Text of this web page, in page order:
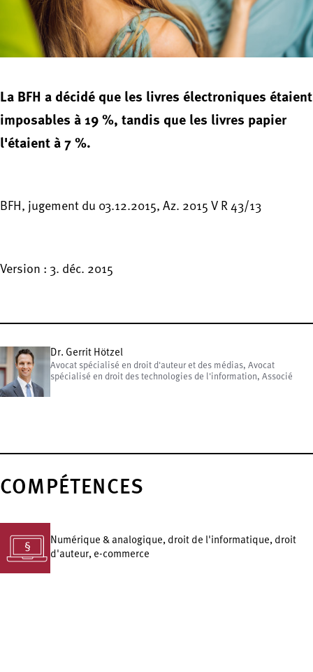
La BFH a décidé que les livres électroniques étaient
imposables à 19 %, tandis que les livres papier
l'étaient à 7 %.
BFH, jugement du 03.12.2015, Az. 2015 V R 43/13
Version : 3. déc. 2015
Dr. Gerrit Hötzel
Avocat spécialisé en droit d'auteur et des médias, Avocat
spécialisé en droit des technologies de l'information, Associé
COMPÉTENCES
Numérique & analogique, droit de l'informatique, droit
d'auteur, e-commerce